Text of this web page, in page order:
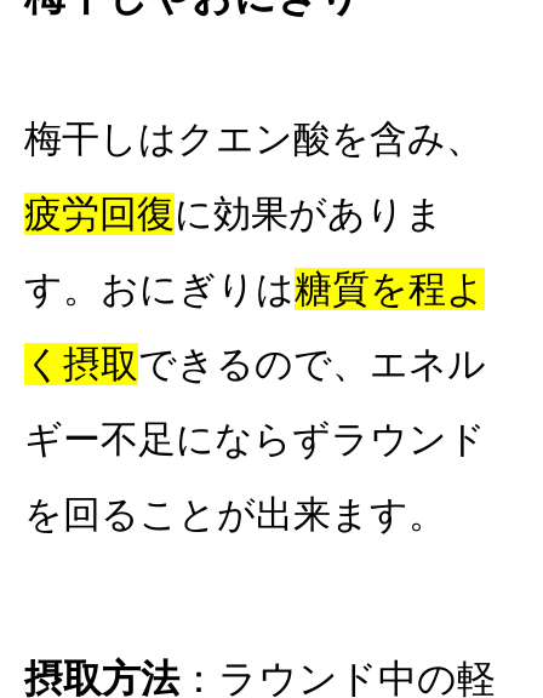
梅干しはクエン酸を含み、
疲労回復に効果がありま
す。おにぎりは糖質を程よ
く摂取できるので、エネル
ギー不足にならずラウンド
を回ることが出来ます。
摂取方法：ラウンド中の軽